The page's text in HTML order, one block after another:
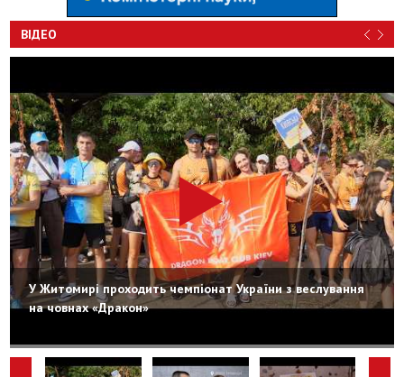
ВІДЕО
У Житомирі проходить чемпіонат України з веслування
на човнах «Дракон»